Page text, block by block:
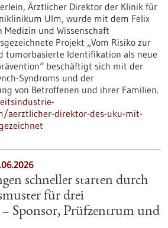
Ärztlicher Direktor der Klinik für
Ulm, wurde mit dem Felix
Medizin und Wissenschaft
Projekt „Vom Risiko zur
tumorbasierte Identifikation als neue
beschäftigt sich mit der
​Syndroms und der
von Betroffenen und ihrer Familien.
aerztlicher-direktor-des-uku-mit-
schneller starten durch
für drei
– Sponsor, Prüfzentrum und